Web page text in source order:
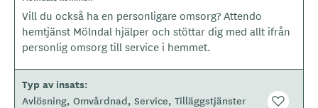
g
o
t
p
r
å
d
e
Vill du också ha en personligare omsorg? Attendo
hemtjänst Mölndal hjälper och stöttar dig med allt ifrån
personlig omsorg till service i hemmet.
Typ av insats
Avlösning Omvårdnad Service Tilläggstjänster